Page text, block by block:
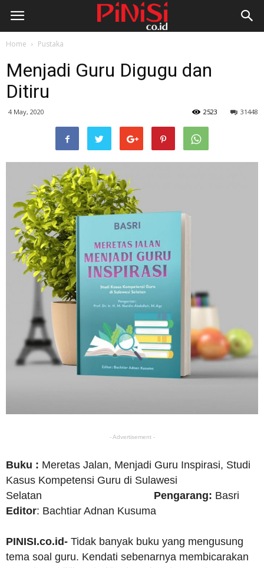
Home Pustaka
Menjadi Guru Digugu dan
Ditiru
4 May, 2020 31448
2523
- Advertisement -
Buku : Meretas Jalan, Menjadi Guru Inspirasi, Studi
Kasus Kompetensi Guru di Sulawesi
Selatan Pengarang: Basri
Editor: Bachtiar Adnan Kusuma
PINISI.co.id- Tidak banyak buku yang mengusung
tema soal guru. Kendati sebenarnya membicarakan